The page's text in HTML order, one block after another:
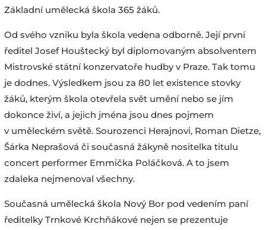
Základní umělecká škola 365 žáků.
Od svého vzniku byla škola vedena odborně. Její první
ředitel Josef Houštecký byl diplomovaným absolventem
Mistrovské státní konzervatoře hudby v Praze. Tak tomu
je dodnes. Výsledkem jsou za 80 let existence stovky
žáků, kterým škola otevřela svět umění nebo se jím
dokonce živí, a jejich jména jsou dnes pojmem
v uměleckém světě. Sourozenci Herajnovi, Roman Dietze,
Šárka Neprašová či současná žákyně nositelka titulu
concert performer Emmička Poláčková. A to jsem
zdaleka nejmenoval všechny.
Současná umělecká škola Nový Bor pod vedením paní
ředitelky Trnkové Krchňákové nejen se prezentuje